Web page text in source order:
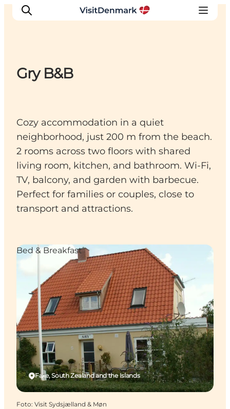
Wat te doen
Accommodaties
Plan je reis
Gry B&B
Cozy accommodation in a quiet
neighborhood, just 200 m from the beach.
2 rooms across two floors with shared
living room, kitchen, and bathroom. Wi-Fi,
TV, balcony, and garden with barbecue.
Perfect for families or couples, close to
transport and attractions.
Faxe, South Zealand and the Islands
Bed & Breakfast
Foto: Visit Sydsjælland & Møn